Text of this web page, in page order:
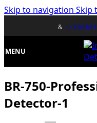
Skip to navigation Skip
&
MENU
BR-750-
Detector-1